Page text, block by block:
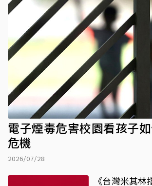
電子煙毒危害校園看孩子
危機
2026/07/28
《台灣米其林